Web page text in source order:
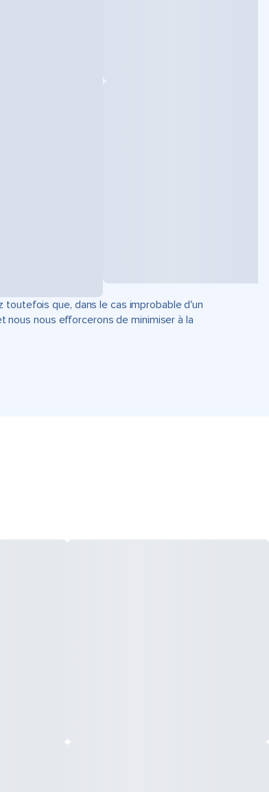
que, dans le cas improbable d'un
nous nous efforcerons de minimiser à la